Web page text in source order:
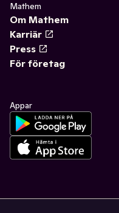
Mathem
Om Mathem
Karriär
Press
För företag
Appar